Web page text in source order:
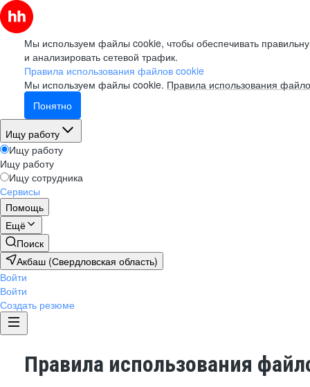
Мы используем файлы cookie, чтобы обеспечивать
и анализировать сетевой трафик.
Правила использования файлов cookie
Мы используем файлы cookie. Правила использования
Понятно
Ищу работу
Ищу работу
Ищу работу
Ищу сотрудника
Сервисы
Помощь
Ещё
Поиск
Акбаш (Свердловская область)
Войти
Войти
Создать резюме
Правила использования